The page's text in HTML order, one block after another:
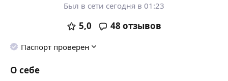
Был в сети сегодня в 01:23
5,0 48 отзывов
Паспорт проверен
О себе